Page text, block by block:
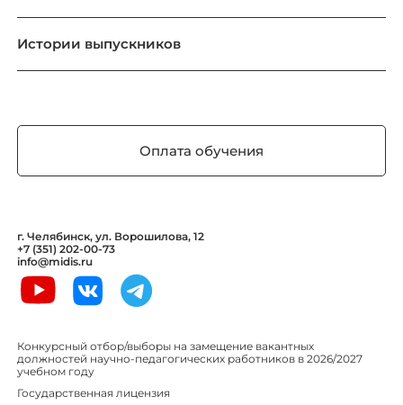
Истории выпускников
Оплата обучения
г. Челябинск, ул. Ворошилова, 12
+7 (351) 202-00-73
info@midis.ru
Конкурсный отбор/выборы на замещение вакантных
должностей научно-педагогических работников в 2026/2027
учебном году
Государственная лицензия